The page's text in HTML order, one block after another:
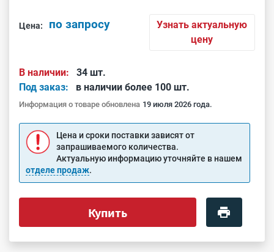
Цена: по запросу
Узнать актуальную
цену
В наличии:
34 шт.
Под заказ:
в наличии более 100 шт.
Информация о товаре обновлена 19 июля 2026 года.
Цена и сроки поставки зависят от
запрашиваемого количества.
Актуальную информацию уточняйте в нашем
отделе продаж.
Купить